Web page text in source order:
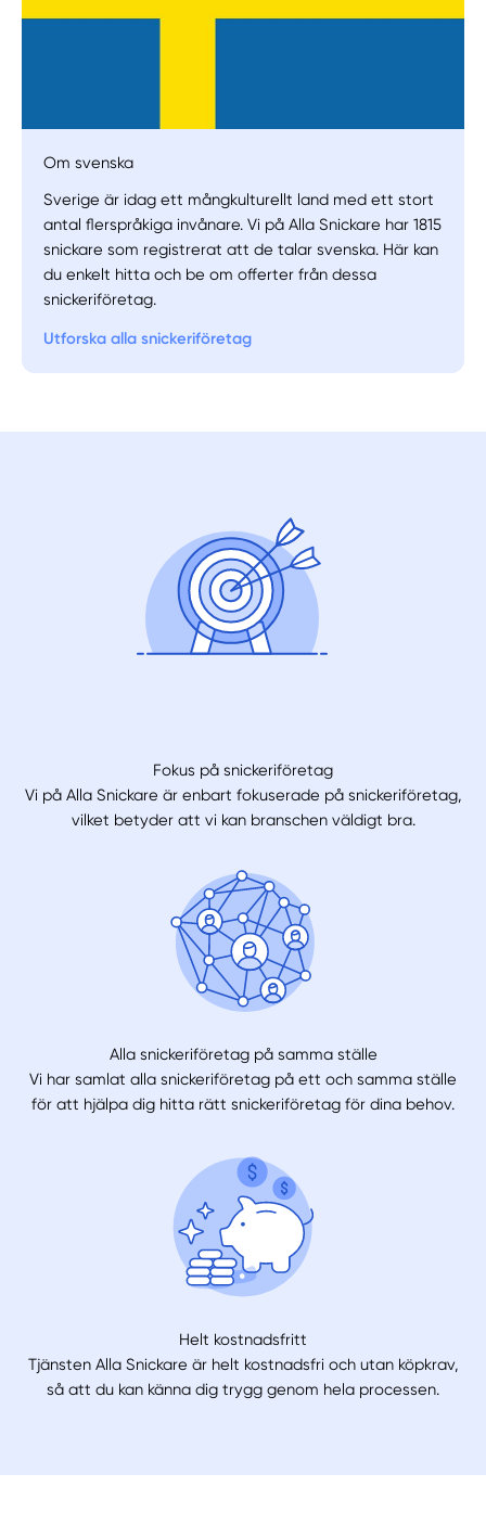
Få hjälp
Välj tillvägagångssätt
Om svenska
Sverige är idag ett mångkulturellt land med ett stort
antal flerspråkiga invånare. Vi på Alla Snickare har 1815
snickare som registrerat att de talar svenska. Här kan
du enkelt hitta och be om offerter från dessa
snickeriföretag.
Utforska alla snickeriföretag
Fokus på snickeriföretag
Vi på Alla Snickare är enbart fokuserade på snickeriföretag,
vilket betyder att vi kan branschen väldigt bra.
Alla snickeriföretag på samma ställe
Vi har samlat alla snickeriföretag på ett och samma ställe
för att hjälpa dig hitta rätt snickeriföretag för dina behov.
Helt kostnadsfritt
Tjänsten Alla Snickare är helt kostnadsfri och utan köpkrav,
så att du kan känna dig trygg genom hela processen.